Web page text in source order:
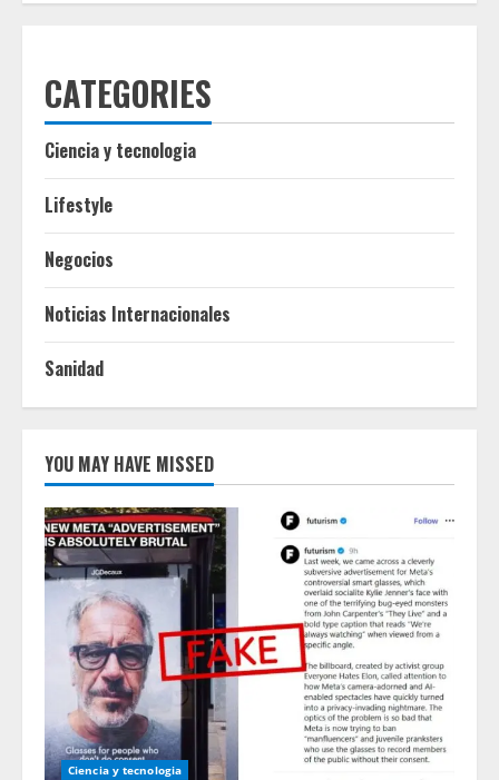
CATEGORIES
Ciencia y tecnologia
Lifestyle
Negocios
Noticias Internacionales
Sanidad
YOU MAY HAVE MISSED
Ciencia y tecnologia